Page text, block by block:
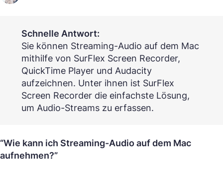
Schnelle Antwort:
Sie können Streaming-Audio auf dem Mac
mithilfe von SurFlex Screen Recorder,
QuickTime Player und Audacity
aufzeichnen. Unter ihnen ist SurFlex
Screen Recorder die einfachste Lösung,
um Audio-Streams zu erfassen.
“Wie kann ich Streaming-Audio auf dem Mac
aufnehmen?”